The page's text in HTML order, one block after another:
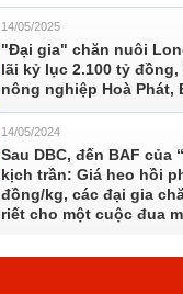
14/05/2025
"Đại gia" chăn nuôi
lãi kỷ lục 2.100 tỷ
nông nghiệp Hoà Phát,
14/05/2024
Sau DBC, đến BAF của
kịch trần: Giá heo hồi
đồng/kg, các đại gia
riết cho một cuộc đua